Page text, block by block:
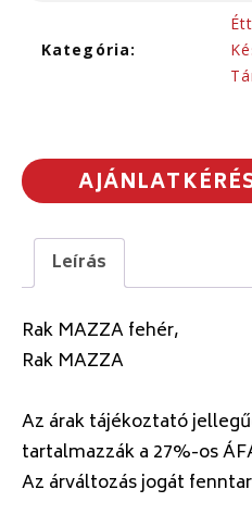
Kategória:
Leírás
Rak MAZZA fehér,
Rak MAZZA
Az árak tájékoztató
tartalmazzák a 27%-os
Az árváltozás jogát